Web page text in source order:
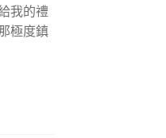
我的禮
極度鎮